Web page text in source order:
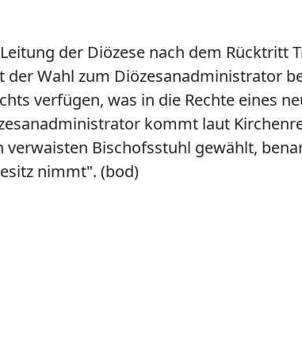
der Diözese nach dem Rücktritt
Wahl zum Diözesanadministrator
verfügen, was in die Rechte eines
kommt laut
Bischofsstuhl gewählt,
nimmt". (bod)